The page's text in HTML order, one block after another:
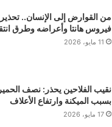
من القوارض إلى الإنسان..
فيروس هانتا وأعراضه وطرق
11 مايو، 2026
نقيب الفلاحين يحذر: نصف
بسبب الميكنة وارتفاع الأعلاف
17 مايو، 2026